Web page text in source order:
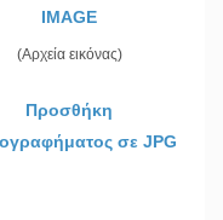
IMAGE
(Αρχεία εικόνας)
Προσθήκη
σε JPG